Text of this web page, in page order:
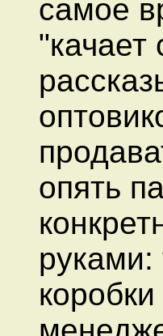
самое
"качает
опять
руками: